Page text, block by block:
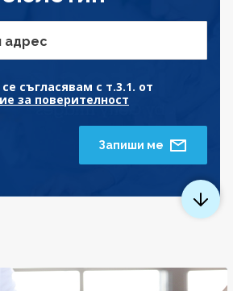
адрес
съгласявам с т.3.1. от
за поверителност
Запиши ме